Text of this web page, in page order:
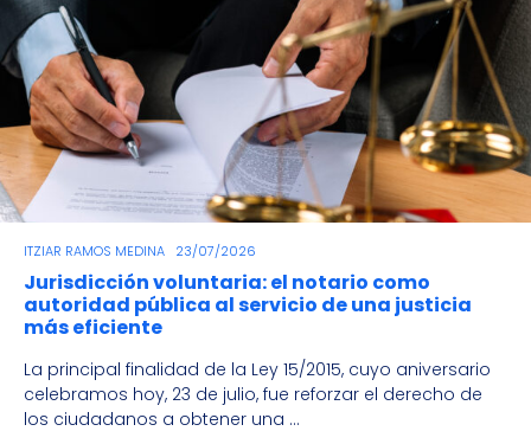
ITZIAR RAMOS MEDINA 23/07/2026
Jurisdicción voluntaria: el notario como
autoridad pública al servicio de una justicia
más eficiente
La principal finalidad de la Ley 15/2015, cuyo aniversario
celebramos hoy, 23 de julio, fue reforzar el derecho de
los ciudadanos a obtener una ...